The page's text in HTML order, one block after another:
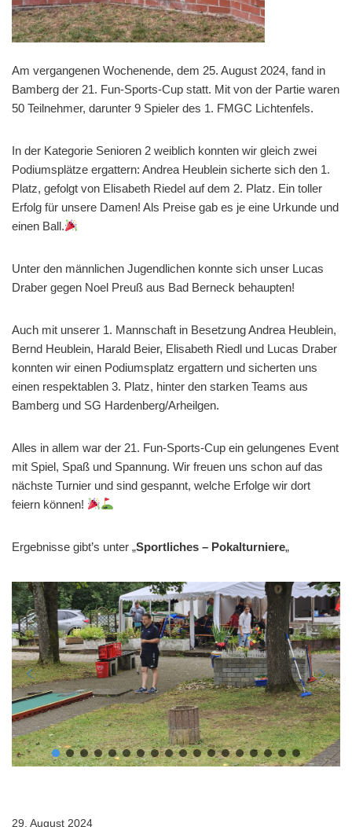
Am vergangenen Wochenende, dem 25. August 2024, fand in
Bamberg der 21. Fun-Sports-Cup statt. Mit von der Partie waren
50 Teilnehmer, darunter 9 Spieler des 1. FMGC Lichtenfels.
In der Kategorie Senioren 2 weiblich konnten wir gleich zwei
Podiumsplätze ergattern: Andrea Heublein sicherte sich den 1.
Platz, gefolgt von Elisabeth Riedel auf dem 2. Platz. Ein toller
Erfolg für unsere Damen! Als Preise gab es je eine Urkunde und
einen Ball.
Unter den männlichen Jugendlichen konnte sich unser Lucas
Draber gegen Noel Preuß aus Bad Berneck behaupten!
Auch mit unserer 1. Mannschaft in Besetzung Andrea Heublein,
Bernd Heublein, Harald Beier, Elisabeth Riedl und Lucas Draber
konnten wir einen Podiumsplatz ergattern und sicherten uns
einen respektablen 3. Platz, hinter den starken Teams aus
Bamberg und SG Hardenberg/Arheilgen.
Alles in allem war der 21. Fun-Sports-Cup ein gelungenes Event
mit Spiel, Spaß und Spannung. Wir freuen uns schon auf das
nächste Turnier und sind gespannt, welche Erfolge wir dort
feiern können!
Ergebnisse gibt’s unter „Sportliches – Pokalturniere„
29. August 2024